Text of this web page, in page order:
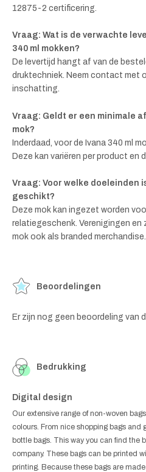
12875-2 certificering.
Vraag: Wat is de verwachte
340 ml mokken?
De levertijd hangt af van de
druktechniek. Neem contact met
inschatting.
Vraag: Geldt er een minimale
mok?
Inderdaad, voor de Ivana 340 ml
Deze kan variëren per product en
Vraag: Voor welke doeleinden
geschikt?
Deze mok kan ingezet worden
relatiegeschenk. Verenigingen en
mok ook als branded merchandise.
Beoordelingen
Er zijn nog geen beoordeling van
Bedrukking
Digital design
Our extensive range of non-woven
colours. From nice shopping bags and
bottle bags. This way you can find the
company. These bags can be printed
printing. Because these bags are